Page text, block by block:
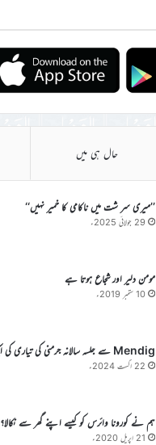
حال ہی میں
’’میری سر شت میں ناکامی کا خمیر نہیں‘‘
29 جولائی 2025ء
مومن دلیر اور شجاع ہوتا ہے
10 ستمبر 2019ء
Mendig سے جلسہ سالانہ جرمنی کی تیاری کی ایک رپورٹ
22 اگست 2024ء
ہم نے کورونا وائرس کو کیسے اپنے گھر سے نکالا؟
21 اپریل 2020ء